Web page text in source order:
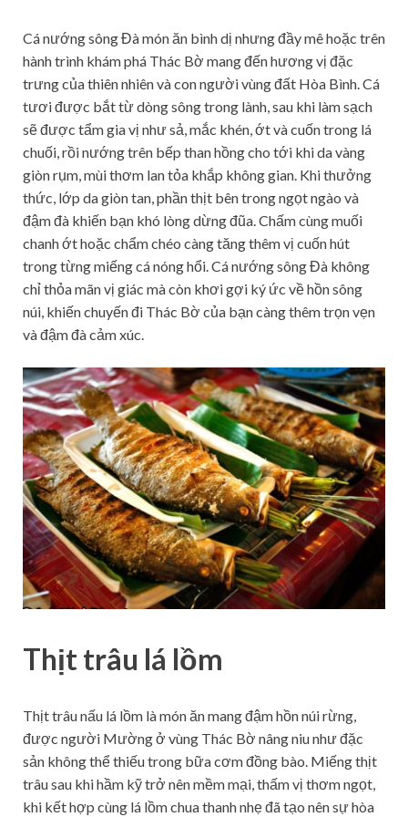
Cá nướng sông Đà món ăn bình dị nhưng đầy mê hoặc trên
hành trình khám phá Thác Bờ mang đến hương vị đặc
trưng của thiên nhiên và con người vùng đất Hòa Bình. Cá
tươi được bắt từ dòng sông trong lành, sau khi làm sạch
sẽ được tẩm gia vị như sả, mắc khén, ớt và cuốn trong lá
chuối, rồi nướng trên bếp than hồng cho tới khi da vàng
giòn rụm, mùi thơm lan tỏa khắp không gian. Khi thưởng
thức, lớp da giòn tan, phần thịt bên trong ngọt ngào và
đậm đà khiến bạn khó lòng dừng đũa. Chấm cùng muối
chanh ớt hoặc chẩm chéo càng tăng thêm vị cuốn hút
trong từng miếng cá nóng hổi. Cá nướng sông Đà không
chỉ thỏa mãn vị giác mà còn khơi gợi ký ức về hồn sông
núi, khiến chuyến đi Thác Bờ của bạn càng thêm trọn vẹn
và đậm đà cảm xúc.
Thịt trâu lá lồm
Thịt trâu nấu lá lồm là món ăn mang đậm hồn núi rừng,
được người Mường ở vùng Thác Bờ nâng niu như đặc
sản không thể thiếu trong bữa cơm đồng bào. Miếng thịt
trâu sau khi hầm kỹ trở nên mềm mại, thấm vị thơm ngọt,
khi kết hợp cùng lá lồm chua thanh nhẹ đã tạo nên sự hòa